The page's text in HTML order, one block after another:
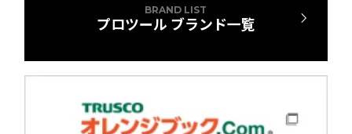
BRAND LIST
プロツール ブランド一覧